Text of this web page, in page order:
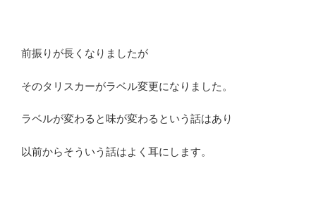
前振りが長くなりましたが
そのタリスカーがラベル変更になりました。
ラベルが変わると味が変わるという話はあり
以前からそういう話はよく耳にします。